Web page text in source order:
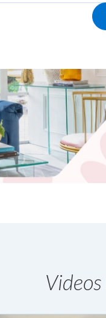
Videos